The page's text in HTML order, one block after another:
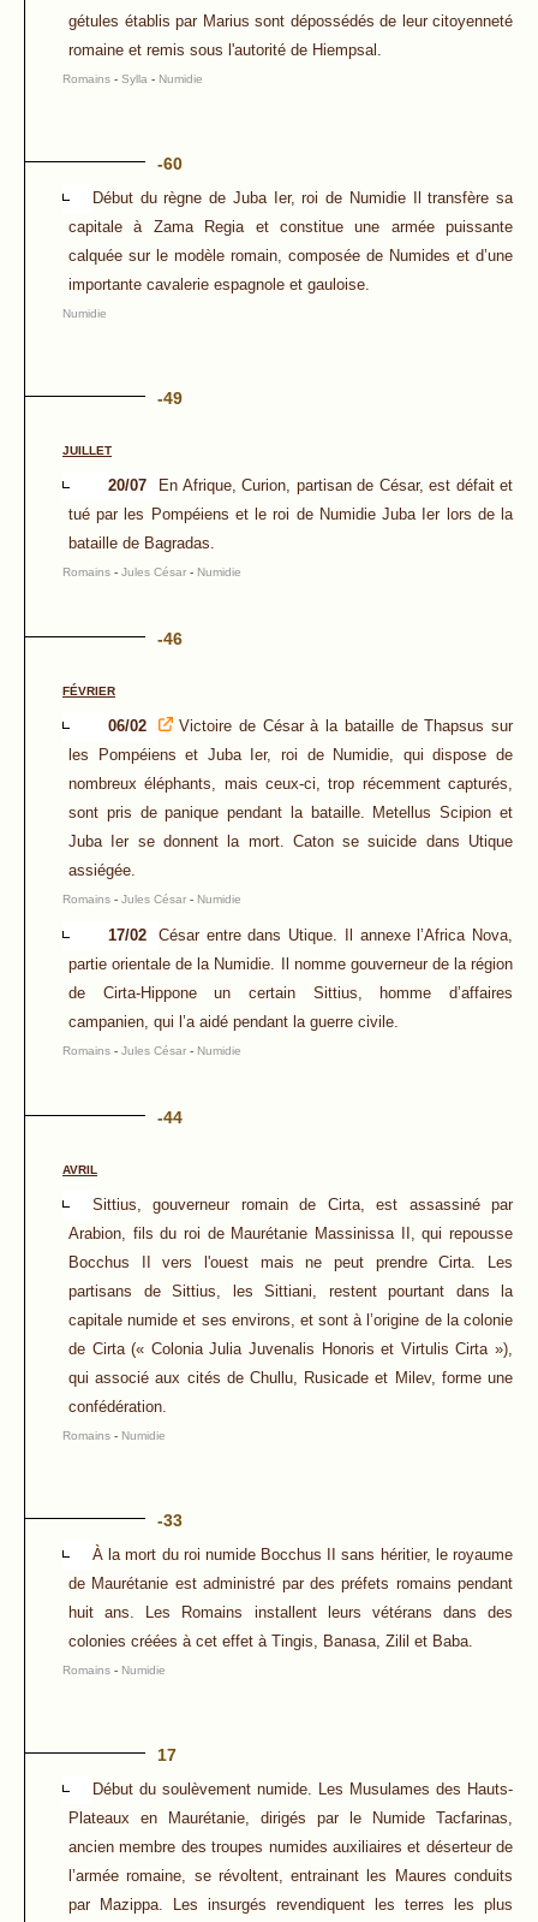
gétules établis par Marius sont dépossédés de leur citoyenneté
romaine et remis sous l'autorité de Hiempsal.
Romains - Sylla - Numidie
-60
Début du règne de Juba Ier, roi de Numidie Il transfère sa
capitale à Zama Regia et constitue une armée puissante
calquée sur le modèle romain, composée de Numides et d’une
importante cavalerie espagnole et gauloise.
Numidie
-49
JUILLET
20/07
En Afrique, Curion, partisan de César, est défait et
tué par les Pompéiens et le roi de Numidie Juba Ier lors de la
bataille de Bagradas.
Romains - Jules César - Numidie
-46
FÉVRIER
06/02
Victoire de César à la bataille de Thapsus sur
les Pompéiens et Juba Ier, roi de Numidie, qui dispose de
nombreux éléphants, mais ceux-ci, trop récemment capturés,
sont pris de panique pendant la bataille. Metellus Scipion et
Juba Ier se donnent la mort. Caton se suicide dans Utique
assiégée.
Romains - Jules César - Numidie
17/02
César entre dans Utique. Il annexe l’Africa Nova,
partie orientale de la Numidie. Il nomme gouverneur de la région
de Cirta-Hippone un certain Sittius, homme d’affaires
campanien, qui l’a aidé pendant la guerre civile.
Romains - Jules César - Numidie
-44
AVRIL
Sittius, gouverneur romain de Cirta, est assassiné par
Arabion, fils du roi de Maurétanie Massinissa II, qui repousse
Bocchus II vers l'ouest mais ne peut prendre Cirta. Les
partisans de Sittius, les Sittiani, restent pourtant dans la
capitale numide et ses environs, et sont à l’origine de la colonie
de Cirta (« Colonia Julia Juvenalis Honoris et Virtulis Cirta »),
qui associé aux cités de Chullu, Rusicade et Milev, forme une
confédération.
Romains - Numidie
-33
À la mort du roi numide Bocchus II sans héritier, le royaume
de Maurétanie est administré par des préfets romains pendant
huit ans. Les Romains installent leurs vétérans dans des
colonies créées à cet effet à Tingis, Banasa, Zilil et Baba.
Romains - Numidie
17
Début du soulèvement numide. Les Musulames des Hauts-
Plateaux en Maurétanie, dirigés par le Numide Tacfarinas,
ancien membre des troupes numides auxiliaires et déserteur de
l’armée romaine, se révoltent, entrainant les Maures conduits
par Mazippa. Les insurgés revendiquent les terres les plus